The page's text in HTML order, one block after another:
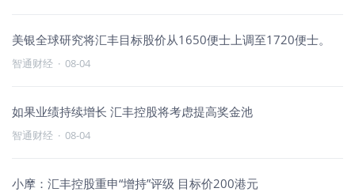
美银全球研究将汇丰目标股价从1650便士上调至1720便士。
智通财经 · 08-04
如果业绩持续增长 汇丰控股将考虑提高奖金池
智通财经 · 08-04
小摩：汇丰控股重申“增持”评级 目标价200港元